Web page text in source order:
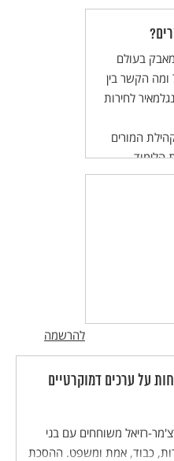
בעולם
ומה הקשר בין
לחירות
המורים
הלימוד
במיוחד
להרשמה
על ערכים דמוקרטיים
רזיאל משוחחים עם בני
כבוד, אמת ומשפט. ההסכת